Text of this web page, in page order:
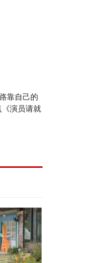
靠自己的
演员请就